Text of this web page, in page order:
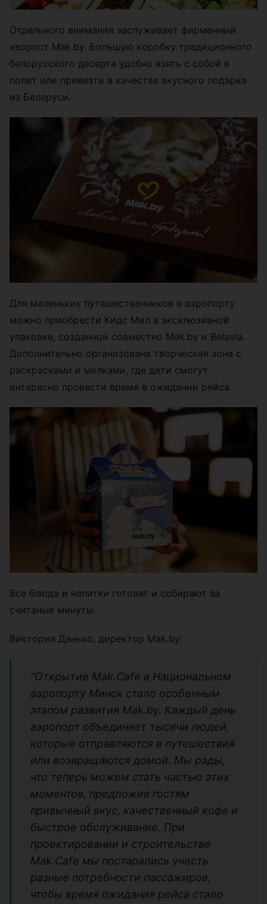
Отдельного внимания заслуживает фирменный
хворост Mak.by. Большую коробку традиционного
белорусского десерта удобно взять с собой в
полет или привезти в качестве вкусного подарка
из Беларуси.
Для маленьких путешественников в аэропорту
можно приобрести Кидс Мил в эксклюзивной
упаковке, созданной совместно Mak.by и Belavia.
Дополнительно организована творческая зона с
раскрасками и мелками, где дети смогут
интересно провести время в ожидании рейса.
Все блюда и напитки готовят и собирают за
считаные минуты.
Виктория Данько, директор Mak.by:
“Открытие Mak.Cafe в Национальном
аэропорту Минск стало особенным
этапом развития Mak.by. Каждый день
аэропорт объединяет тысячи людей,
которые отправляются в путешествия
или возвращаются домой. Мы рады,
что теперь можем стать частью этих
моментов, предложив гостям
привычный вкус, качественный кофе и
быстрое обслуживание. При
проектировании и строительстве
Mak.Cafe мы постарались учесть
разные потребности пассажиров,
чтобы время ожидания рейса стало